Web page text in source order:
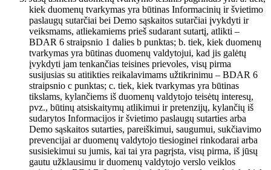
kiek duomenų tvarkymas yra būtinas Informacinių ir švietimo
paslaugų sutarčiai bei Demo sąskaitos sutarčiai įvykdyti ir
veiksmams, atliekamiems prieš sudarant sutartį, atlikti –
BDAR 6 straipsnio 1 dalies b punktas; b. tiek, kiek duomenų
tvarkymas yra būtinas duomenų valdytojui, kad jis galėtų
įvykdyti jam tenkančias teisines prievoles, visų pirma
susijusias su atitikties reikalavimams užtikrinimu – BDAR 6
straipsnio c punktas; c. tiek, kiek tvarkymas yra būtinas
tikslams, kylančiems iš duomenų valdytojo teisėtų interesų,
pvz., būtinų atsiskaitymų atlikimui ir pretenzijų, kylančių iš
sudarytos Informacijos ir švietimo paslaugų sutarties arba
Demo sąskaitos sutarties, pareiškimui, saugumui, sukčiavimo
prevencijai ar duomenų valdytojo tiesioginei rinkodarai arba
susisiekimui su jumis, kai tai yra pagrįsta, visų pirma, iš jūsų
gautu užklausimu ir duomenų valdytojo verslo veiklos